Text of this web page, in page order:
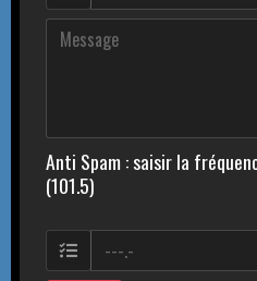
Anti Spam : saisir la
(101.5)